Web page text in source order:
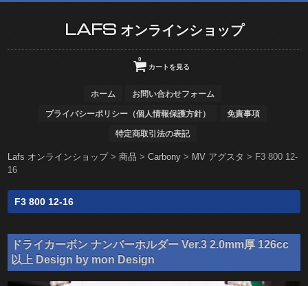
LAFS オンラインショップ
カートを見る
0
ホーム お問い合わせフォーム
プライバシーポリシー（個人情報保護方針） 免責事項
特定商取引法の表記
Lafs オンラインショップ>商品 >Carbony > MV アグスタ > F3 800 12-
16
F3 800 12-16
ドライカーボン ナンバーホルダー Ver.3 2.0mm厚 126cc
以上 Design by mon Design